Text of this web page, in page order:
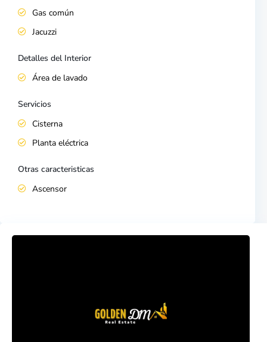
Gas común
Jacuzzi
Detalles del Interior
Área de lavado
Servicios
Cisterna
Planta eléctrica
Otras caracteristicas
Ascensor